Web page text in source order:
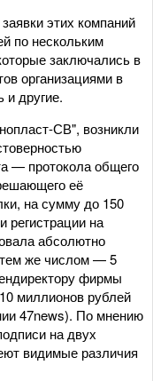
этих компаний
по нескольким
заключались в
организациями в
и другие.
СВ", возникли
— протокола общего
её
на сумму до 150
регистрации на
абсолютно
же числом — 5
фирмы
миллионов рублей
47news). По мнению
на двух
видимые различия